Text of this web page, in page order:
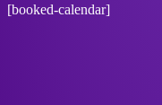
[booked-calendar]